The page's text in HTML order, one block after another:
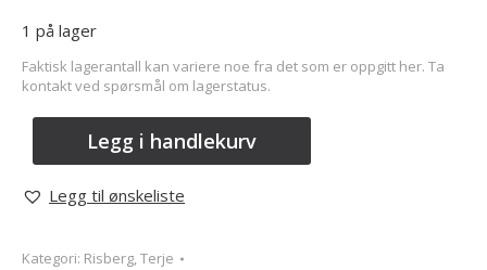
1 på lager
Faktisk lagerantall kan variere noe fra det som er oppgitt her. Ta
kontakt ved spørsmål om lagerstatus.
Legg i handlekurv
Legg til ønskeliste
Kategori: Risberg, Terje